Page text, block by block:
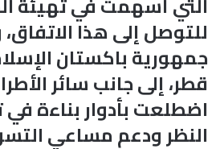
للتوصل إلى هذا
جمهورية باكستان
قطر، إلى جانب سائر
اضطلعت بأدوار بناءة
النظر ودعم مساعي